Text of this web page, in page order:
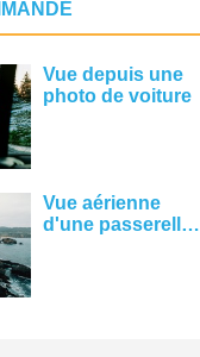
Vue depuis une
photo de voiture
Vue aérienne
d'une passerelle à